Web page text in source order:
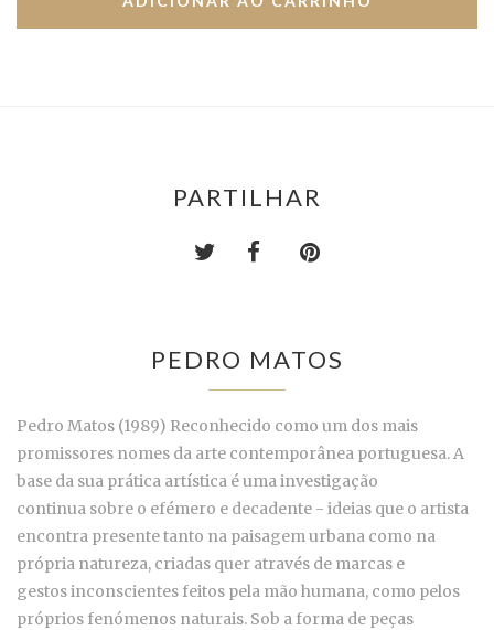
PARTILHAR
PEDRO MATOS
Pedro Matos (1989) Reconhecido como um dos mais
promissores nomes da arte contemporânea portuguesa. A
base da sua prática artística é uma investigação
continua sobre o efémero e decadente - ideias que o artista
encontra presente tanto na paisagem urbana como na
própria natureza, criadas quer através de marcas e
gestos inconscientes feitos pela mão humana, como pelos
próprios fenómenos naturais. Sob a forma de peças